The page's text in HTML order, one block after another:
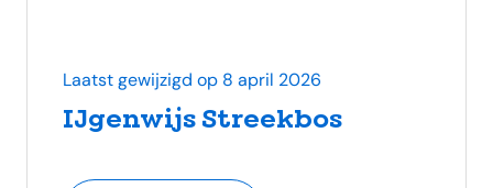
IJgenwijs Streekbos
Laatst gewijzigd op 8 april 2026